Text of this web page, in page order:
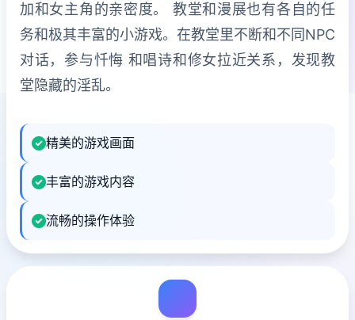
加和女主角的亲密度。 教堂和漫展也有各自的任
务和极其丰富的小游戏。在教堂里不断和不同NPC
对话，参与忏悔 和唱诗和修女拉近关系，发现教
堂隐藏的淫乱。
精美的游戏画面
丰富的游戏内容
流畅的操作体验